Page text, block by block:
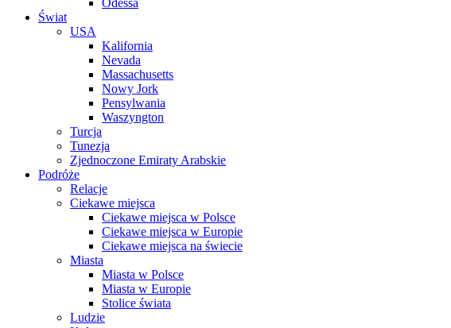
Świat
USA
Kalifornia
Nevada
Massachusetts
Nowy Jork
Pensylwania
Waszyngton
Turcja
Tunezja
Zjednoczone Emiraty Arabskie
Podróże
Relacje
Ciekawe miejsca
Ciekawe miejsca w Polsce
Ciekawe miejsca w Europie
Ciekawe miejsca na świecie
Miasta
Miasta w Polsce
Miasta w Europie
Stolice świata
Ludzie